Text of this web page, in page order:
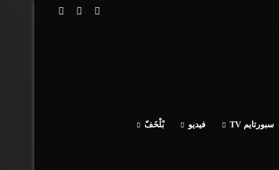
تسجيل الدخول
مقال عشوائي
سبورتايم TV فيديو بْلْخَفّ